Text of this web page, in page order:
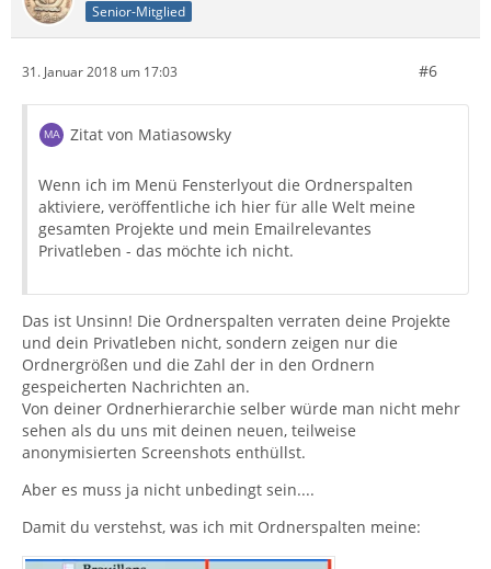
Senior-Mitglied
31. Januar 2018 um 17:03 #6
Zitat von Matiasowsky
Wenn ich im Menü Fensterlyout die Ordnerspalten
aktiviere, veröffentliche ich hier für alle Welt meine
gesamten Projekte und mein Emailrelevantes
Privatleben - das möchte ich nicht.
Das ist Unsinn! Die Ordnerspalten verraten deine Projekte
und dein Privatleben nicht, sondern zeigen nur die
Ordnergrößen und die Zahl der in den Ordnern
gespeicherten Nachrichten an.
Von deiner Ordnerhierarchie selber würde man nicht mehr
sehen als du uns mit deinen neuen, teilweise
anonymisierten Screenshots enthüllst.
Aber es muss ja nicht unbedingt sein....
Damit du verstehst, was ich mit Ordnerspalten meine: